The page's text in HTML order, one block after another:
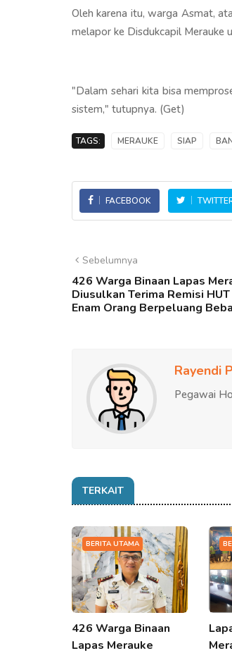
Oleh karena itu, warga Asmat,
melapor ke Disdukcapil Merauke
"Dalam sehari kita bisa
sistem," tutupnya. (Get)
TAGS: MERAUKE SIAP
FACEBOOK
Sebelumnya
426 Warga Binaan Lapas
Diusulkan Terima Remisi HUT
Enam Orang Berpeluang
Rayendi
Pegawai
TERKAIT
BERITA UTAMA
426 Warga Binaan
Lapas Merauke